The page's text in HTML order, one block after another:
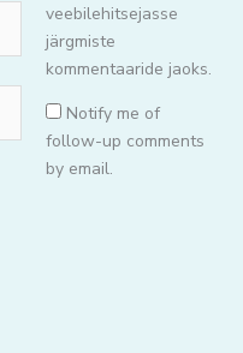
veebilehitsejasse
järgmiste
kommentaaride jaoks.
Notify me of
follow-up comments
by email.